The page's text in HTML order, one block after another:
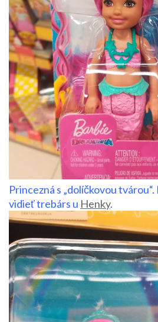
Princezná s „dolíčkovou
vidieť trebárs u Henky.